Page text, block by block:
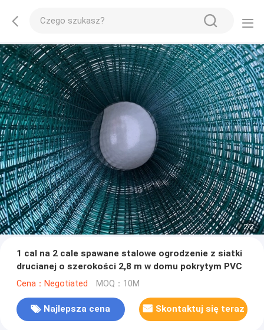
2/2
1 cal na 2 cale spawane stalowe ogrodzenie z siatki
drucianej o szerokości 2,8 m w domu pokrytym PVC
Cena：Negotiated MOQ：10M
Najlepsza cena Skontaktuj się teraz